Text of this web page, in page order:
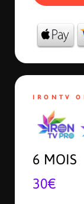
IRONTV
6 MOIS
30€